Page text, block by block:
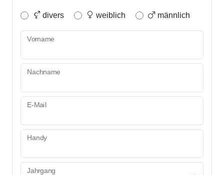
divers weiblich männlich
Vorname
Nachname
E-Mail
Handy
Jahrgang